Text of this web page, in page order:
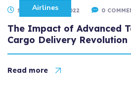
Airlines
SEPTEMBER 10, 2022 0
The Impact of Advanced
Cargo Delivery Revolution
Read more